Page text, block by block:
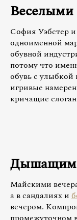
Веселыми
София Уэбстер
одноименной
обувной
потому что
обувь с
игривые
кричащие
Майскими
а в сандалиях и
вечером.